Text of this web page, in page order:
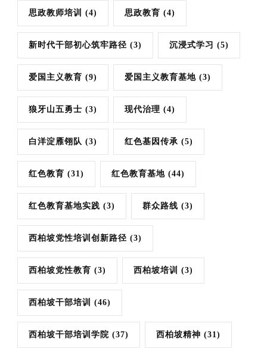
思政教师培训 (4) 思政教育 (4)
新时代干部初心筑牢路径 (3) 沉浸式学习 (5)
爱国主义教育 (9) 爱国主义教育基地 (3)
狼牙山五勇士 (3) 现代治理 (4)
白洋淀雁翎队 (3) 红色基因传承 (5)
红色教育 (31) 红色教育基地 (44)
红色教育基地实践 (3) 群众路线 (3)
西柏坡党性培训创新路径 (3)
西柏坡党性教育 (3) 西柏坡培训 (3)
西柏坡干部培训 (46)
西柏坡干部培训学院 (37) 西柏坡精神 (31)